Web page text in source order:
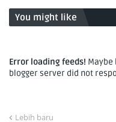
You might like
Error loading feeds!
blogger server did not
Lebih baru